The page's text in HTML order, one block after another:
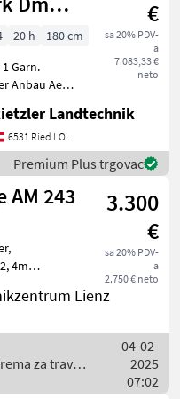
€
sa 20% PDV-
a
7.083,33 €
neto
20 h
180 cm
Garn.
Anbau Aebi
CC 110
3
gegen
Landtechnik
6531 Ried I.O.
Premium Plus trgovac
AM 243
3.300
€
sa 20% PDV-
a
2.750 € neto
i baliranje Lienz
za travu i
04-02-
2025
07:02